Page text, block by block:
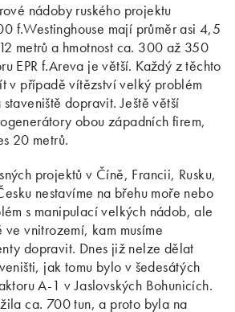
nádoby ruského projektu
f.Westinghouse mají průměr asi 4,5
metrů a hmotnost ca. 300 až 350
EPR f.Areva je větší. Každý z těchto
v případě vítězství velký problém
dopravit. Ještě větší
obou západních firem,
20 metrů.
projektů v Číně, Francii, Rusku,
nestavíme na břehu moře nebo
s manipulací velkých nádob, ale
ve vnitrozemí, kam musíme
dopravit. Dnes již nelze dělat
jak tomu bylo v šedesátých
A-1 v Jaslovských Bohunicích.
ca. 700 tun, a proto byla na